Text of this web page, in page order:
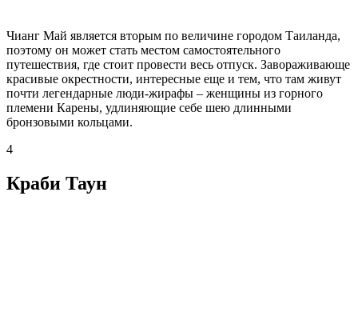
Чианг Май является вторым по величине городом Таиланда,
поэтому он может стать местом самостоятельного
путешествия, где стоит провести весь отпуск. Завораживающе
красивые окрестности, интересные еще и тем, что там живут
почти легендарные люди-жирафы – женщины из горного
племени Карены, удлиняющие себе шею длинными
бронзовыми кольцами.
4
Краби Таун